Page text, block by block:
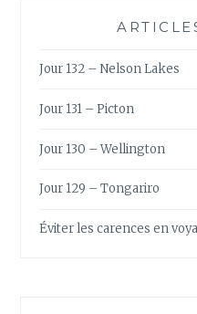
Jour 132 – Nelson Lakes
Jour 131 – Picton
Jour 130 – Wellington
Jour 129 – Tongariro
Éviter les carences en